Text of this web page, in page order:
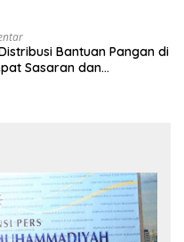
Bantuan Pangan di
Sasaran dan